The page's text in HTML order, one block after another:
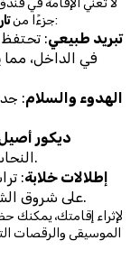
جزءًا من . بعض المزايا الفريدة لهذه الإقامات تشمل:
تبريد طبيعي
الهدوء والسلام
ديكور
النحاسية، والمدافئ الحجرية تزين الداخل.
إطلالات خلابة
على شروق الشمس وغروبها فوق الأعمدة الخيالية.
لإثراء إقامتك، يمكنك
الموسيقى والرقصات